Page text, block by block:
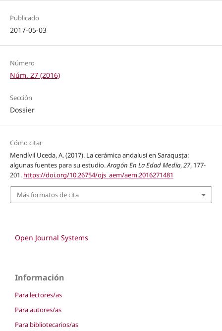
Publicado
2017-05-03
Número
Núm. 27 (2016)
Sección
Dossier
Cómo citar
Mendívil Uceda, A. (2017). La cerámica andalusí en Saraqusṭa:
algunas fuentes para su estudio.Aragón En La Edad Media,27, 177-
201. https://doi.org/10.26754/ojs_aem/aem.2016271481
Más formatos de cita
Open Journal Systems
Información
Para lectores/as
Para autores/as
Para bibliotecarios/as